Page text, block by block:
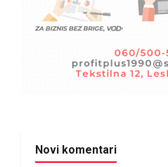
Novi komentari